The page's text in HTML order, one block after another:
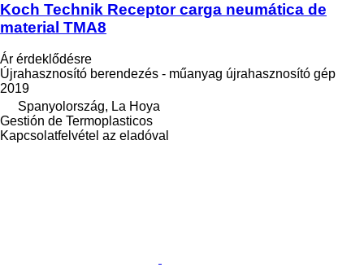
Koch Technik Receptor carga neumática de
material TMA8
Ár érdeklődésre
Újrahasznosító berendezés - műanyag újrahasznosító gép
2019
Spanyolország, La Hoya
Gestión de Termoplasticos
Kapcsolatfelvétel az eladóval